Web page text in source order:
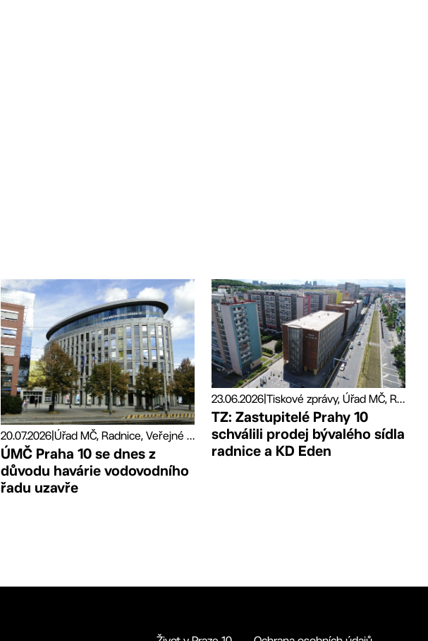
20.07.2026| Úřad MČ, Radnice, Veřejné prostory
ÚMČ Praha 10 se dnes z
důvodu havárie vodovodního
řadu uzavře
23.06.2026| Tiskové zprávy, Úřad MČ, Radnice
TZ: Zastupitelé Prahy 10
schválili prodej bývalého sídla
radnice a KD Eden